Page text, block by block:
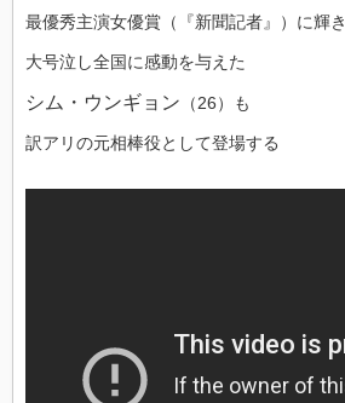
最優秀主演女優賞（『新聞記者』）に輝き
大号泣し全国に感動を与えた
シム・ウンギョン （26）も
訳アリの元相棒役として登場する